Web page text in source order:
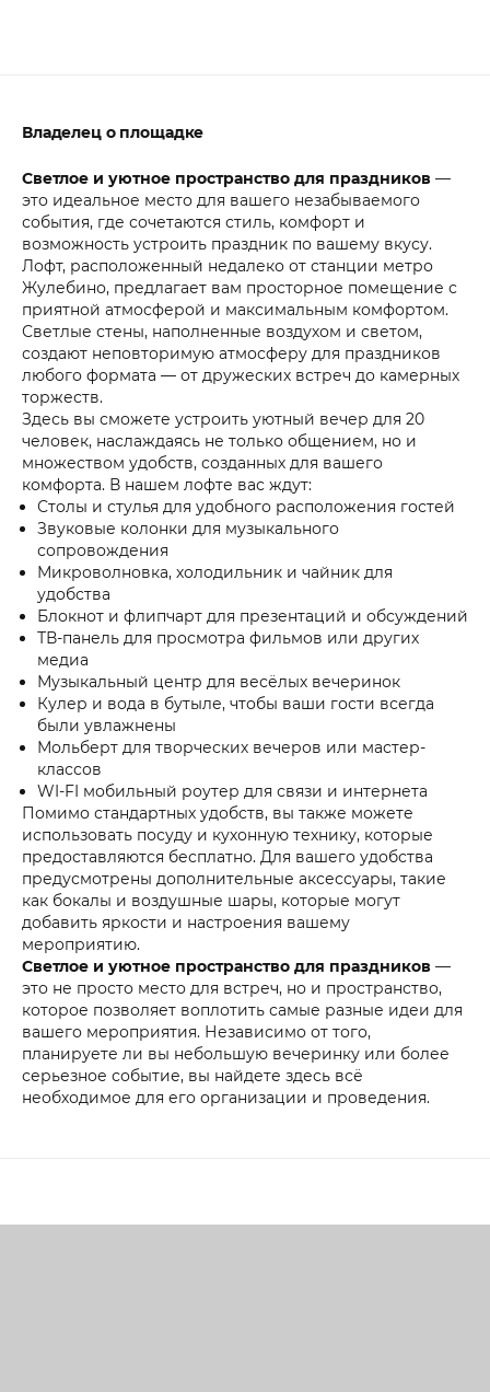
Владелец о площадке
Светлое и уютное пространство для праздников —
это идеальное место для вашего незабываемого
события, где сочетаются стиль, комфорт и
возможность устроить праздник по вашему вкусу.
Лофт, расположенный недалеко от станции метро
Жулебино, предлагает вам просторное помещение с
приятной атмосферой и максимальным комфортом.
Светлые стены, наполненные воздухом и светом,
создают неповторимую атмосферу для праздников
любого формата — от дружеских встреч до камерных
торжеств.
Здесь вы сможете устроить уютный вечер для 20
человек, наслаждаясь не только общением, но и
множеством удобств, созданных для вашего
комфорта. В нашем лофте вас ждут:
Столы и стулья для удобного расположения гостей
Звуковые колонки для музыкального
сопровождения
Микроволновка, холодильник и чайник для
удобства
Блокнот и флипчарт для презентаций и обсуждений
ТВ-панель для просмотра фильмов или других
медиа
Музыкальный центр для весёлых вечеринок
Кулер и вода в бутыле, чтобы ваши гости всегда
были увлажнены
Мольберт для творческих вечеров или мастер-
классов
WI-FI мобильный роутер для связи и интернета
Помимо стандартных удобств, вы также можете
использовать посуду и кухонную технику, которые
предоставляются бесплатно. Для вашего удобства
предусмотрены дополнительные аксессуары, такие
как бокалы и воздушные шары, которые могут
добавить яркости и настроения вашему
мероприятию.
Светлое и уютное пространство для праздников —
это не просто место для встреч, но и пространство,
которое позволяет воплотить самые разные идеи для
вашего мероприятия. Независимо от того,
планируете ли вы небольшую вечеринку или более
серьезное событие, вы найдете здесь всё
необходимое для его организации и проведения.